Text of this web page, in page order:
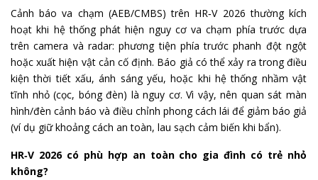
Cảnh báo va chạm (AEB/CMBS) trên HR‑V 2026 thường kích
hoạt khi hệ thống phát hiện nguy cơ va chạm phía trước dựa
trên camera và radar: phương tiện phía trước phanh đột ngột
hoặc xuất hiện vật cản cố định. Báo giả có thể xảy ra trong điều
kiện thời tiết xấu, ánh sáng yếu, hoặc khi hệ thống nhầm vật
tĩnh nhỏ (cọc, bóng đèn) là nguy cơ. Vì vậy, nên quan sát màn
hình/đèn cảnh báo và điều chỉnh phong cách lái để giảm báo giả
(ví dụ giữ khoảng cách an toàn, lau sạch cảm biến khi bẩn).
HR‑V 2026 có phù hợp an toàn cho gia đình có trẻ nhỏ
không?